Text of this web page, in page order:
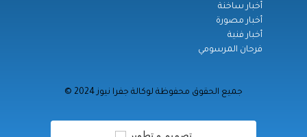
أخبار ساخنة
أخبار مصورة
أخبار فنية
فرحان المرسومي
© جميع الحقوق محفوظة لوكالة جفرا نيوز 2024